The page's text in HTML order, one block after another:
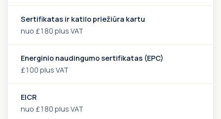
Sertifikatas ir katilo priežiūra kartu
nuo £180 plus VAT
Energinio naudingumo sertifikatas (EPC)
£100 plus VAT
EICR
nuo £180 plus VAT